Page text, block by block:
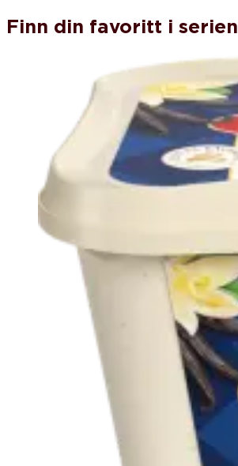
Finn din favoritt i serien